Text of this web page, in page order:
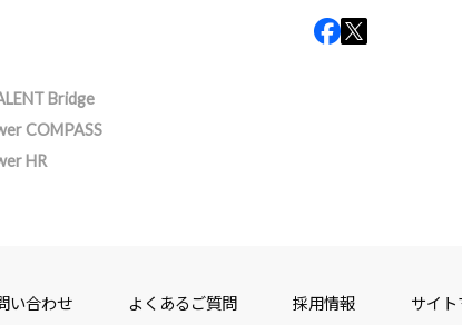
Bridge
COMPASS
HR
い合わせ よくあるご質問 採用情報 サイト